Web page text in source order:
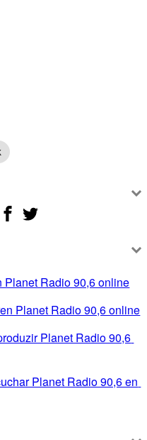
Planet Radio 90,6 online
Planet Radio 90,6 online
Planet Radio 90,6
Planet Radio 90,6 en